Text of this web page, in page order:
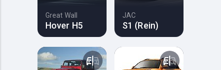
Great Wall
Hover H5
JAC
S1 (Rein)